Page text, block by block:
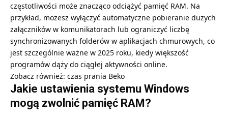
częstotliwości może znacząco odciążyć pamięć RAM. Na
przykład, możesz wyłączyć automatyczne pobieranie dużych
załączników w komunikatorach lub ograniczyć liczbę
synchronizowanych folderów w aplikacjach chmurowych, co
jest szczególnie ważne w 2025 roku, kiedy większość
programów dąży do ciągłej aktywności online.
Zobacz również: czas prania Beko
Jakie ustawienia systemu Windows
mogą zwolnić pamięć RAM?